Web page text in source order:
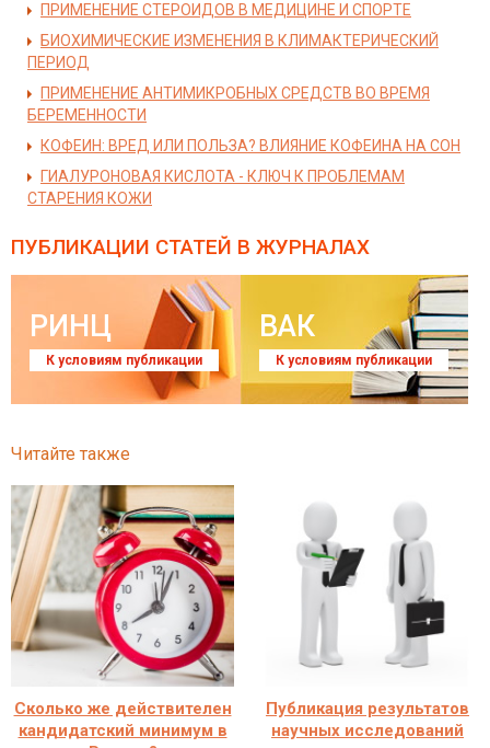
ПРИМЕНЕНИЕ СТЕРОИДОВ В МЕДИЦИНЕ И СПОРТЕ
БИОХИМИЧЕСКИЕ ИЗМЕНЕНИЯ В КЛИМАКТЕРИЧЕСКИЙ
ПЕРИОД
ПРИМЕНЕНИЕ АНТИМИКРОБНЫХ СРЕДСТВ ВО ВРЕМЯ
БЕРЕМЕННОСТИ
КОФЕИН: ВРЕД ИЛИ ПОЛЬЗА? ВЛИЯНИЕ КОФЕИНА НА СОН
ГИАЛУРОНОВАЯ КИСЛОТА - КЛЮЧ К ПРОБЛЕМАМ
СТАРЕНИЯ КОЖИ
ПУБЛИКАЦИИ СТАТЕЙ В ЖУРНАЛАХ
РИНЦ
К условиям публикации
ВАК
К условиям публикации
Читайте также
Сколько же действителен
кандидатский минимум в
Публикация результатов
научных исследований